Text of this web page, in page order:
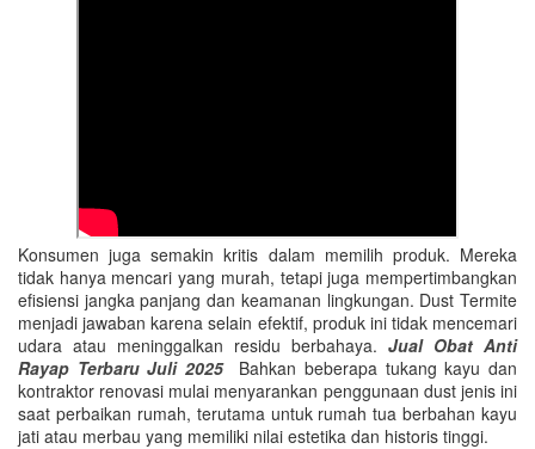
Konsumen juga semakin kritis dalam memilih produk. Mereka
tidak hanya mencari yang murah, tetapi juga mempertimbangkan
efisiensi jangka panjang dan keamanan lingkungan. Dust Termite
menjadi jawaban karena selain efektif, produk ini tidak mencemari
udara atau meninggalkan residu berbahaya. Jual Obat Anti
Rayap Terbaru Juli 2025Bahkan beberapa tukang kayu dan
kontraktor renovasi mulai menyarankan penggunaan dust jenis ini
saat perbaikan rumah, terutama untuk rumah tua berbahan kayu
jati atau merbau yang memiliki nilai estetika dan historis tinggi.